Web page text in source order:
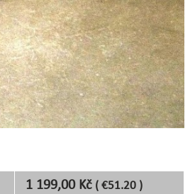
1 199,00 Kč ( €51.20 )